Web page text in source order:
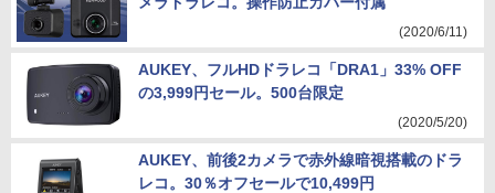
(2020/6/11)
AUKEY、フルHDドラレコ「DRA1」33% OFF
の3,999円セール。500台限定
(2020/5/20)
AUKEY、前後2カメラで赤外線暗視搭載のドラ
レコ。30％オフセールで10,499円